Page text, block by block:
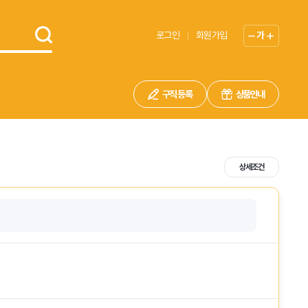
로그인 회원가입 가
구직 등록 상품안내
상세조건